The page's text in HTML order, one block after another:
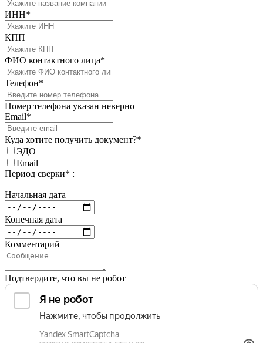
ИНН*
КПП
ФИО контактного лица*
Телефон*
Номер телефона указан неверно
Email*
Куда хотите получить документ?*
ЭДО
Email
Период сверки* :
Начальная дата
Конечная дата
Комментарий
Подтвердите, что вы не робот